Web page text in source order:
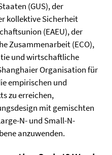
(GUS), der
kollektive Sicherheit
(EAEU), der
Zusammenarbeit (ECO),
und wirtschaftliche
Organisation für
empirischen und
zu erreichen,
mit gemischten
N- und Small-N-
anzuwenden.